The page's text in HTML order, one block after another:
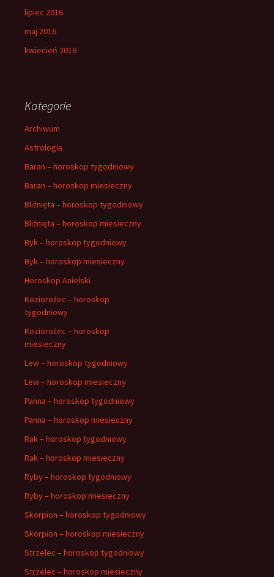
lipiec 2016
maj 2016
kwiecień 2016
Kategorie
Archiwum
Astrologia
Baran – horoskop tygodniowy
Baran – horoskop miesieczny
Bliźnięta – horoskop tygodniowy
Bliźnięta – horoskop miesieczny
Byk – horoskop tygodniowy
Byk – horoskop miesieczny
Horoskop Anielski
Koziorożec – horoskop
tygodniowy
Koziorożec – horoskop
miesieczny
Lew – horoskop tygodniowy
Lew – horoskop miesieczny
Panna – horoskop tygodniowy
Panna – horoskop miesieczny
Rak – horoskop tygodniowy
Rak – horoskop miesieczny
Ryby – horoskop tygodniowy
Ryby – horoskop miesieczny
Skorpion – horoskop tygodniowy
Skorpion – horoskop miesieczny
Strzelec – horoskop tygodniowy
Strzelec – horoskop miesieczny